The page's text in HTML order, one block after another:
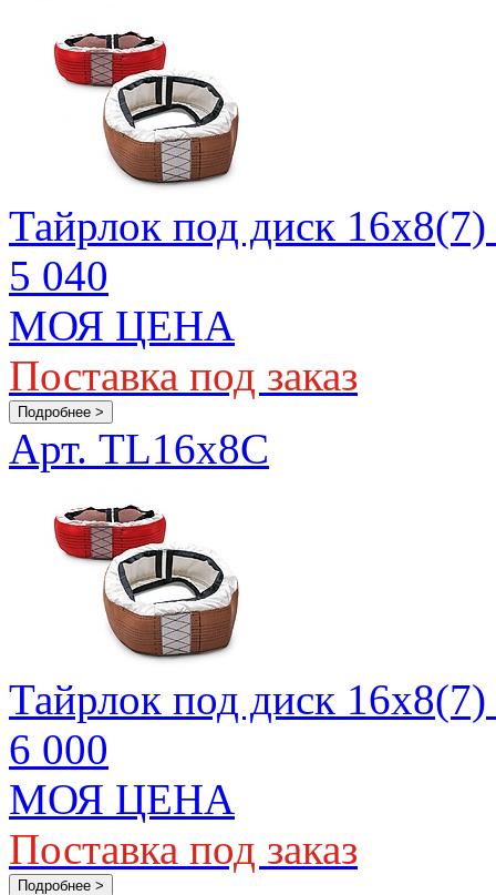
Тайрлок под диск
5 040
МОЯ ЦЕНА
Поставка под заказ
Подробнее >
Арт. TL16x8C
Тайрлок под диск
6 000
МОЯ ЦЕНА
Поставка под заказ
Подробнее >